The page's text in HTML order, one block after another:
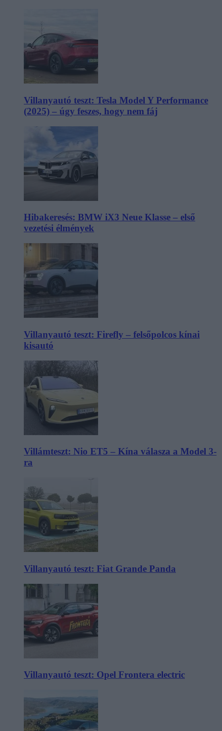
Villanyautó teszt: Tesla Model Y Performance
(2025) – úgy feszes, hogy nem fáj
Hibakeresés: BMW iX3 Neue Klasse – első
vezetési élmények
Villanyautó teszt: Firefly – felsőpolcos kínai
kisautó
Villámteszt: Nio ET5 – Kína válasza a Model 3-
ra
Villanyautó teszt: Fiat Grande Panda
Villanyautó teszt: Opel Frontera electric